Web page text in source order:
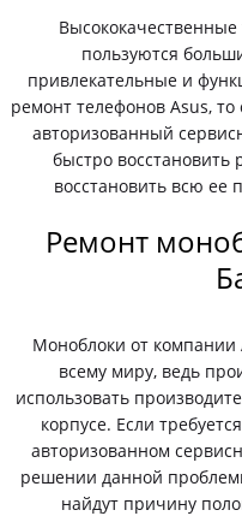
пользуются
привлекательные и
ремонт телефонов Asus,
авторизованный
быстро восстановить
восстановить всю
Ремонт
Моноблоки от компании
всему миру, ведь
использовать
корпусе. Если
авторизованном
решении данной
найдут причину